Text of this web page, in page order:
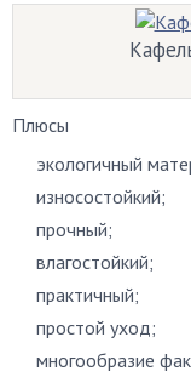
Плюсы
экологичный
износостойкий;
прочный;
влагостойкий;
практичный;
простой уход;
многообразие